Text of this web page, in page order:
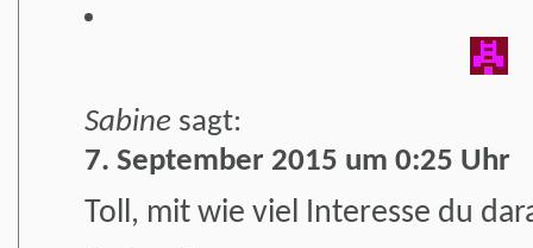
Sabine sagt:
7. September 2015 um 0:25 Uhr
Toll, mit wie viel Interesse du